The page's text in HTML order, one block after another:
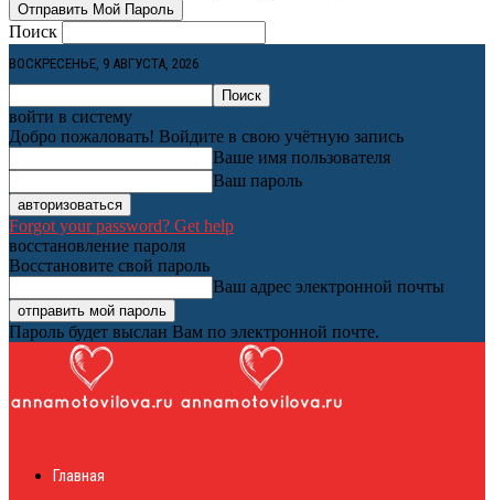
Поиск
ВОСКРЕСЕНЬЕ, 9 АВГУСТА, 2026
войти в систему
Добро пожаловать! Войдите в свою учётную запись
Ваше имя пользователя
Ваш пароль
Forgot your password? Get help
восстановление пароля
Восстановите свой пароль
Ваш адрес электронной почты
Пароль будет выслан Вам по электронной почте.
журналГлавная